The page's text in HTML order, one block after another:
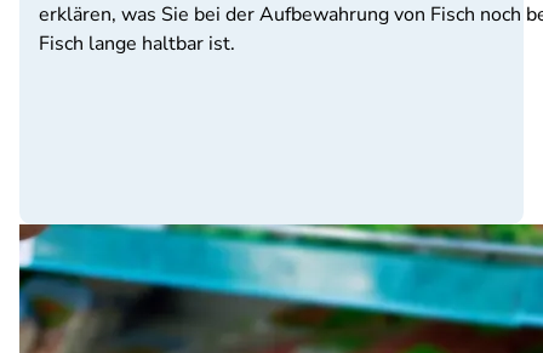
erklären, was Sie bei der Aufbewahrung von Fisch noch
Fisch lange haltbar ist.